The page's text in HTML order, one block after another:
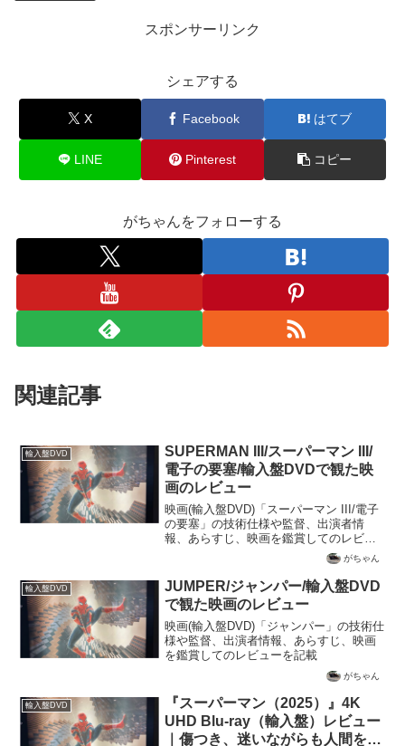
スポンサーリンク
シェアする
X Facebook はてブ
LINE Pinterest コピー
がちゃんをフォローする
関連記事
輸入盤DVD
SUPERMAN III/スーパーマン III/
電子の要塞/輸入盤DVDで観た映
画のレビュー
映画(輸入盤DVD)「スーパーマン III/電子
の要塞」の技術仕様や監督、出演者情
報、あらすじ、映画を鑑賞してのレビュ
がちゃん
輸入盤DVD
JUMPER/ジャンパー/輸入盤DVD
で観た映画のレビュー
映画(輸入盤DVD)「ジャンパー」の技術仕
様や監督、出演者情報、あらすじ、映画
を鑑賞してのレビューを記載
がちゃん
輸入盤DVD
『スーパーマン（2025）』4K
UHD Blu-ray（輸入盤）レビュー
｜傷つき、迷いながらも人間を信